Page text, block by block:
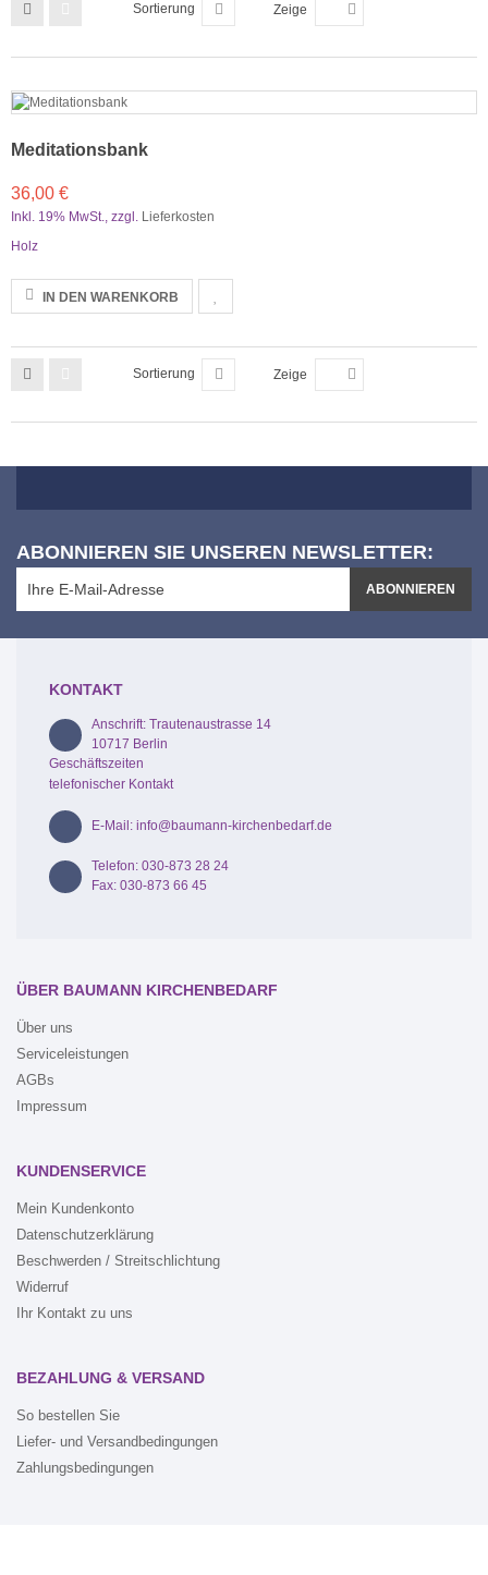
Sortierung Zeige
Meditationsbank
36,00 €
Inkl. 19% MwSt. zzgl. Lieferkosten
Holz
IN DEN WARENKORB
Sortierung Zeige
ABONNIEREN SIE UNSEREN NEWSLETTER:
ABONNIEREN
KONTAKT
Anschrift: Trautenaustrasse 14
10717 Berlin
Geschäftszeiten
telefonischer Kontakt
E-Mail: info@baumann-kirchenbedarf.de
Telefon: 030-873 28 24
Fax: 030-873 66 45
ÜBER BAUMANN KIRCHENBEDARF
Über uns
Serviceleistungen
AGBs
Impressum
KUNDENSERVICE
Mein Kundenkonto
Datenschutzerklärung
Beschwerden / Streitschlichtung
Widerruf
Ihr Kontakt zu uns
BEZAHLUNG & VERSAND
So bestellen Sie
Liefer- und Versandbedingungen
Zahlungsbedingungen